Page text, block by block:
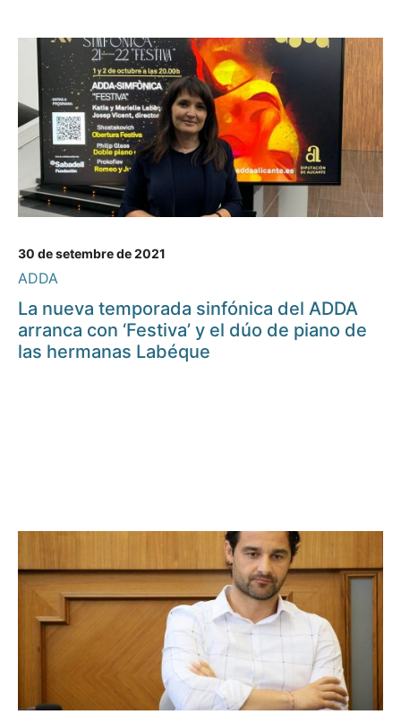
30 de setembre de 2021
ADDA
La nueva temporada sinfónica del ADDA
arranca con ‘Festiva’ y el dúo de piano de
las hermanas Labéque